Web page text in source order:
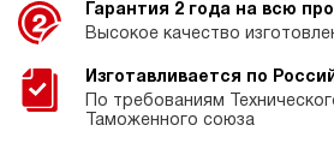
Гарантия 2 года на всю
Высокое качество
Изготавливается по
По требованиям
Таможенного союза